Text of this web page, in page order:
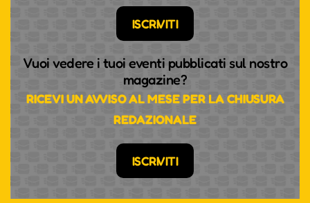
TEMPO UND RHYTHMUS,
PASSION UND PRESSING -
VIELSEITIGKEIT HAT EINEN
ISCRIVITI
Vuoi vedere i tuoi eventi pubblicati sul nostro
magazine?
RICEVI UN AVVISO AL MESE PER LA CHIUSURA
REDAZIONALE
ISCRIVITI